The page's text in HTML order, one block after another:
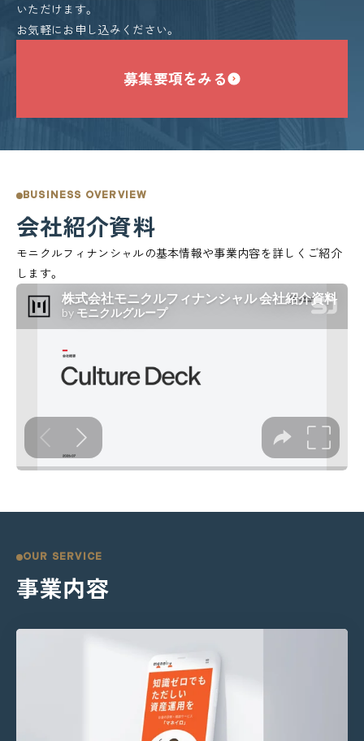
いただけます。
お気軽にお申し込みください。
募集要項をみる
BUSINESS OVERVIEW
会社紹介資料
モニクルフィナンシャルの基本情報や事業内容を詳しくご紹介
します。
OUR SERVICE
事業内容